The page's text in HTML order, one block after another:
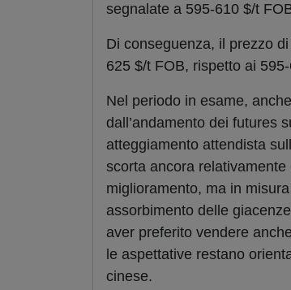
segnalate a 595-610 $/t
Di conseguenza, il prezzo
625 $/t FOB, rispetto ai
Nel periodo in esame,
dall’andamento dei futures
atteggiamento attendista
scorta ancora
miglioramento, ma in
assorbimento delle
aver preferito vendere
le aspettative restano
cinese.